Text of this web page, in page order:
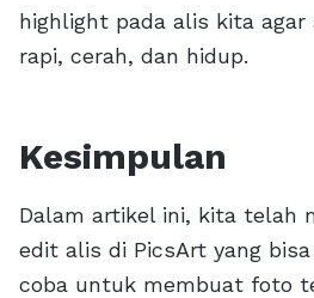
highlight pada alis kita
rapi, cerah, dan hidup.
Kesimpulan
Dalam artikel ini, kita telah
edit alis di PicsArt yang
coba untuk membuat foto